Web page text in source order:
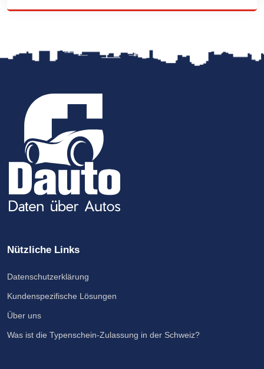
Nützliche Links
Datenschutzerklärung
Kundenspezifische Lösungen
Über uns
Was ist die Typenschein-Zulassung in der Schweiz?